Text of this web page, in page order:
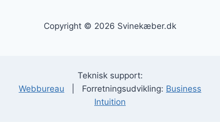
Copyright © 2026 Svinekæber.dk
Teknisk support:
Webbureau | Forretningsudvikling: Business
Intuition